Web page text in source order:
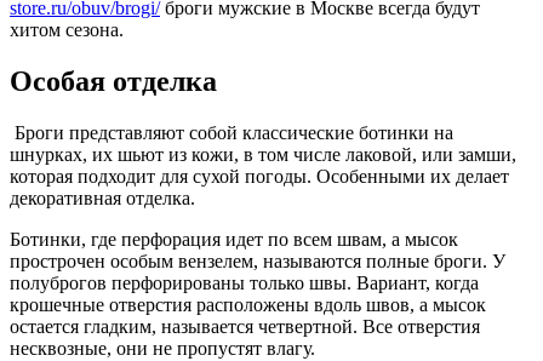
store.ru/obuv/brogi/броги мужские в Москве всегда будут
хитом сезона.
Особая отделка
Броги представляют собой классические ботинки на
шнурках, их шьют из кожи, в том числе лаковой, или замши,
которая подходит для сухой погоды. Особенными их делает
декоративная отделка.
Ботинки, где перфорация идет по всем швам, а мысок
прострочен особым вензелем, называются полные броги. У
полуброгов перфорированы только швы. Вариант, когда
крошечные отверстия расположены вдоль швов, а мысок
остается гладким, называется четвертной. Все отверстия
несквозные, они не пропустят влагу.